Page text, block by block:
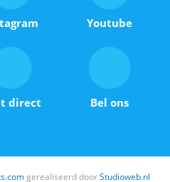
Youtube
direct Bel ons
gerealiseerd doorStudioweb.nl